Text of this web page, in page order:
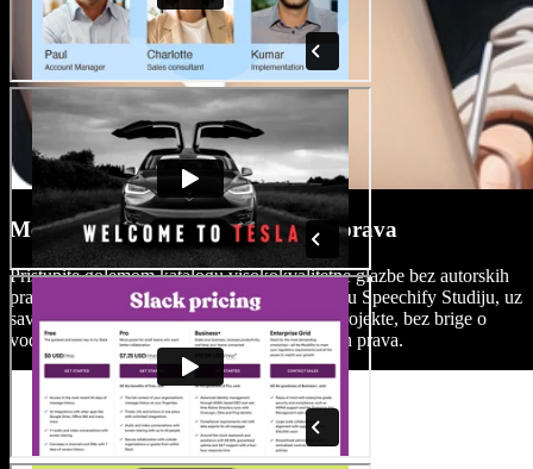
Medijska knjižnica bez autorskih prava
Pristupite golemom katalogu visokokvalitetne glazbe bez autorskih
prava, zvučnih efekata, slika i video isječaka u Speechify Studiju, uz
savršene audio i vizualne elemente za vaše projekte, bez brige o
vodenim žigovima ili ograničenjima autorskih prava.